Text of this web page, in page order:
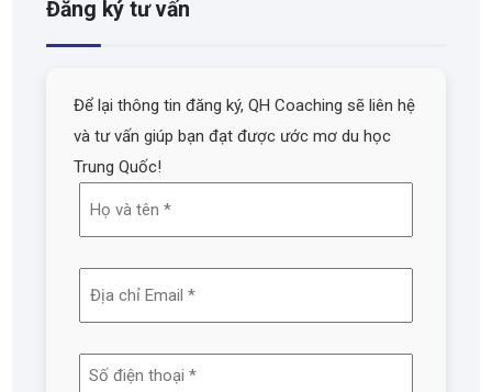
Đăng ký tư vấn
Để lại thông tin đăng ký, QH Coaching sẽ liên hệ
và tư vấn giúp bạn đạt được ước mơ du học
Trung Quốc!
(Required)
(Required)
Số